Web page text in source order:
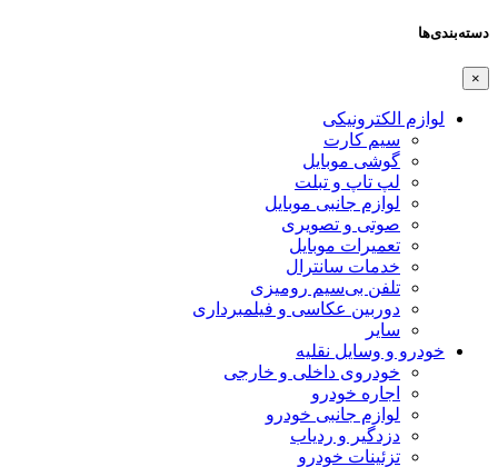
دسته‌بندی‌ها
×
لوازم الکترونیکی
سیم کارت
گوشی موبایل
لپ تاپ و تبلت
لوازم جانبی موبایل
صوتی و تصویری
تعمیرات موبایل
خدمات سانترال
تلفن بی‌سیم رومیزی
دوربین عکاسی و فیلمبرداری
سایر
خودرو و وسایل نقلیه
خودروی داخلی و خارجی
اجاره خودرو
لوازم جانبی خودرو
دزدگیر و ردیاب
تزئینات خودرو